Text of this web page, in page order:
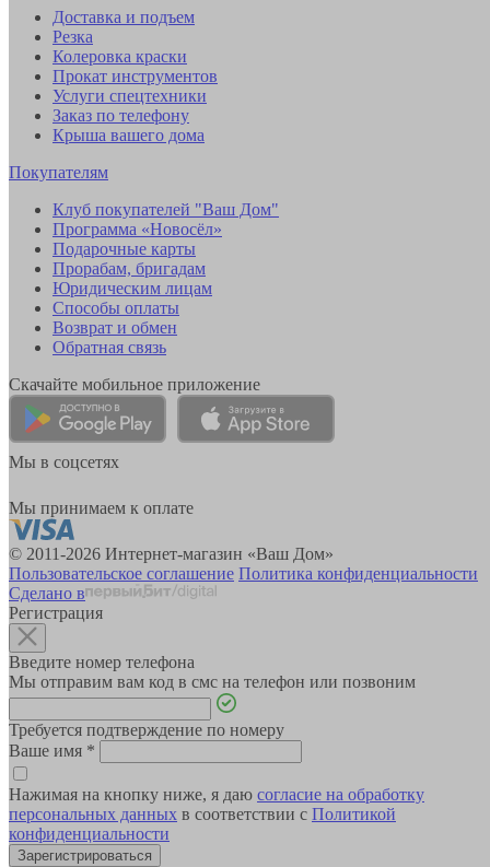
Доставка и подъем
Резка
Колеровка краски
Прокат инструментов
Услуги спецтехники
Заказ по телефону
Крыша вашего дома
Покупателям
Клуб покупателей "Ваш Дом"
Программа «Новосёл»
Подарочные карты
Прорабам, бригадам
Юридическим лицам
Способы оплаты
Возврат и обмен
Обратная связь
Скачайте мобильное приложение
Мы в соцсетях
Мы принимаем к оплате
© 2011-2026 Интернет-магазин «Ваш Дом»
Пользовательское соглашение Политика конфиденциальности
Сделано в
Регистрация
Введите номер телефона
Мы отправим вам код в смс на телефон или позвоним
Требуется подтверждение по номеру
Ваше имя *
Нажимая на кнопку ниже, я даю согласие на обработку
персональных данных в соответствии с Политикой
конфиденциальности
Зарегистрироваться